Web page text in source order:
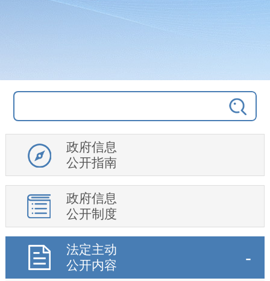
政府信息
公开指南
政府信息
公开制度
法定主动
公开内容